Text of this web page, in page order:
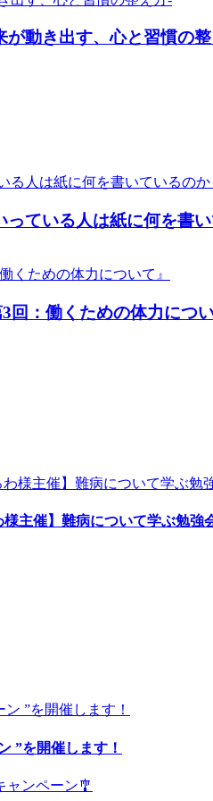
が動き出す、心と習慣の
っている人は紙に何を書
回：働くための体力につい
主催】難病について学ぶ勉強
”を開催します！